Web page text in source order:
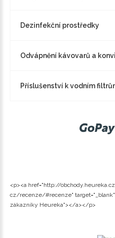
Dezinfekční prostředky
Odvápnění kávovarů a
Příslušenství k vodním
<p><a href="http://
cz/recenze/#recenze" target="_blank"
zákazníky Heureka"></a></p>